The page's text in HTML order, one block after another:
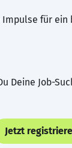
für ein
Deine Job-
Jetzt